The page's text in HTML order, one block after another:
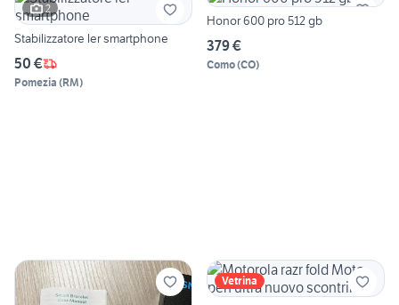
2
Stabilizzatore ler smartphone
50 €
Pomezia (RM)
Honor 600 pro 512 gb
379 €
Como(CO)
Vetrina